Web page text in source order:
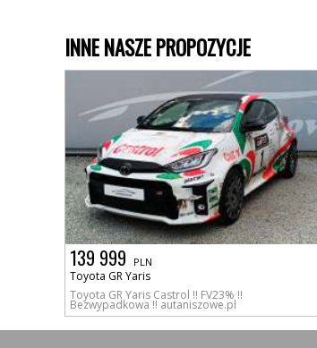
INNE NASZE PROPOZYCJE
139 999 PLN
Toyota GR Yaris
Toyota GR Yaris Castrol !! FV23% !!
Bezwypadkowa !! autaniszowe.pl